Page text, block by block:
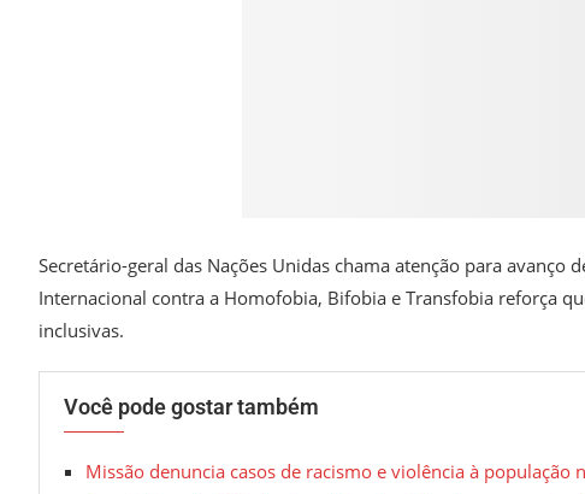
Secretário-geral das Nações Unidas chama atenção para
Internacional contra a Homofobia, Bifobia e Transfobia reforça
inclusivas.
Você pode gostar também
Missão denuncia casos de racismo e violência à população